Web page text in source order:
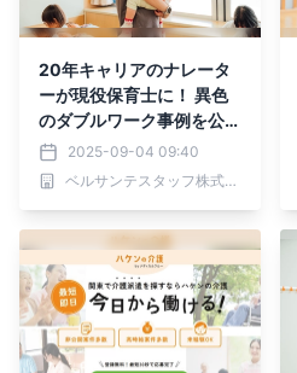
20年キャリアのナレータ
ーが現役保育士に！ 異色
のダブルワーク事例を公開
― ベルサンテの「VOIC
E」企画
2025-09-04 09:40
ベルサンテスタッフ株式会社